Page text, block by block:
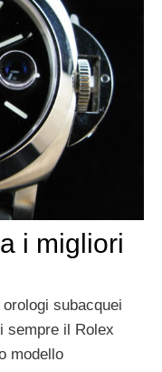
i migliori
subacquei
sempre il Rolex
modello